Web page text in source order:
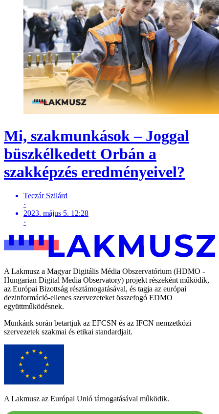
Mi, szakmunkások – Joggal
büszkélkedett Orbán a
szakképzés eredményeivel?
Teczár Szilárd
·
2023. május 5. 12:28
·
A Lakmusz a Magyar Digitális Média Obszervatórium (HDMO -
Hungarian Digital Media Observatory) projekt részeként működik,
az Európai Bizottság résztámogatásával, és tagja az európai
dezinformáció-ellenes szervezeteket összefogó EDMO
együttműködésnek.
Munkánk során betartjuk az EFCSN és az IFCN nemzetközi
szervezetek szakmai és etikai standardjait.
A Lakmusz az Európai Unió támogatásával működik.